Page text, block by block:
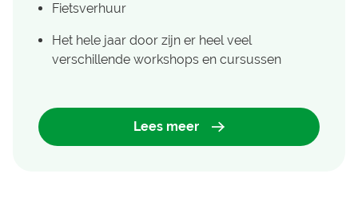
Fietsverhuur
Het hele jaar door zijn er heel veel
verschillende workshops en cursussen
Lees meer